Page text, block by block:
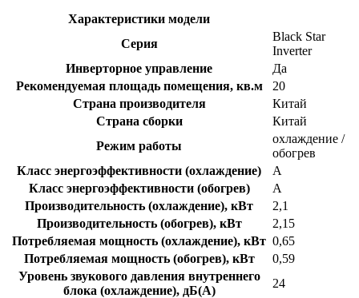
Характеристики модели
Серия
Black Star
Inverter
Инверторное управление
Да
Рекомендуемая площадь помещения, кв.м
20
Страна производителя
Китай
Страна сборки
Китай
Режим работы
охлаждение /
обогрев
Класс энергоэффективности (охлаждение)
A
Класс энергоэффективности (обогрев)
A
Производительность (охлаждение), кВт
2,1
Производительность (обогрев), кВт
2,15
Потребляемая мощность (охлаждение), кВт 0,65
Потребляемая мощность (обогрев), кВт
0,59
Уровень звукового давления внутреннего
блока (охлаждение), дБ(A)
24